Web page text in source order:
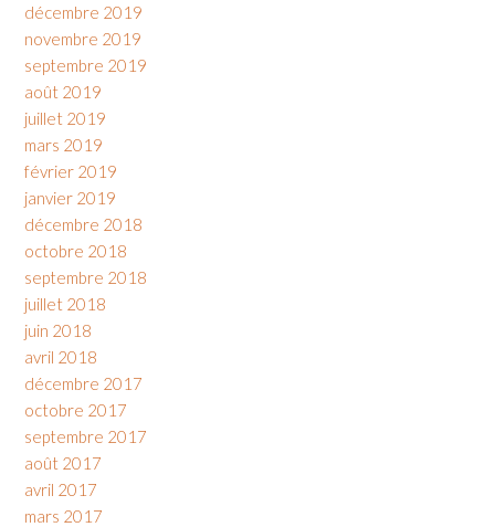
décembre 2019
novembre 2019
septembre 2019
août 2019
juillet 2019
mars 2019
février 2019
janvier 2019
décembre 2018
octobre 2018
septembre 2018
juillet 2018
juin 2018
avril 2018
décembre 2017
octobre 2017
septembre 2017
août 2017
avril 2017
mars 2017